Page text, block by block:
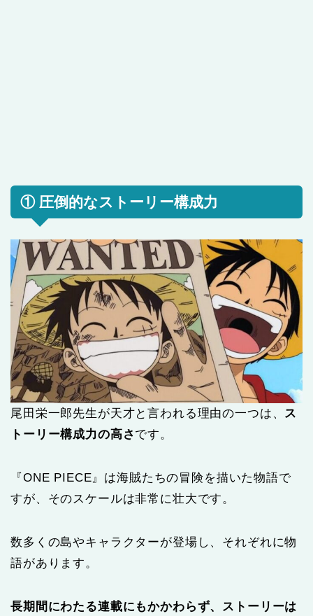
① 圧倒的なストーリー構成力
尾田栄一郎先生が天才と言われる理由の一つは、 ス
トーリー構成力の高さです。
『ONE PIECE』は海賊たちの冒険を描いた物語で
すが、そのスケールは非常に壮大です。
数多くの島やキャラクターが登場し、それぞれに物
語があります。
長期間にわたる連載にもかかわらず、ストーリーは